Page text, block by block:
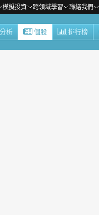
模擬投資 跨領域學習 聯絡我們
析 個股 排行榜